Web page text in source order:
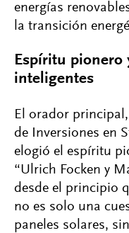
energías
la transición
Espíritu pionero
inteligentes
El orador
de Inversiones en
elogió el espíritu
“Ulrich Focken y
desde el principio
no es solo una
paneles solares,